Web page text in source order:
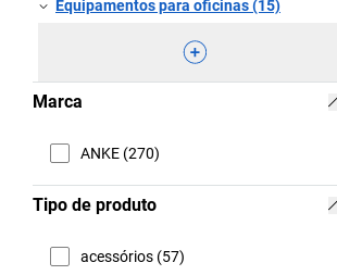
Equipamentos para oficinas (15)
Marca
ANKE (270)
Tipo de produto
acessórios (57)